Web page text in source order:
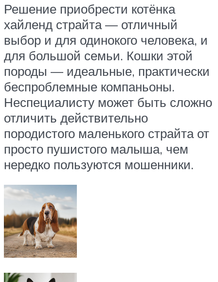
Решение приобрести котёнка
хайленд страйта — отличный
выбор и для одинокого человека, и
для большой семьи. Кошки этой
породы — идеальные, практически
беспроблемные компаньоны.
Неспециалисту может быть сложно
отличить действительно
породистого маленького страйта от
просто пушистого малыша, чем
нередко пользуются мошенники.